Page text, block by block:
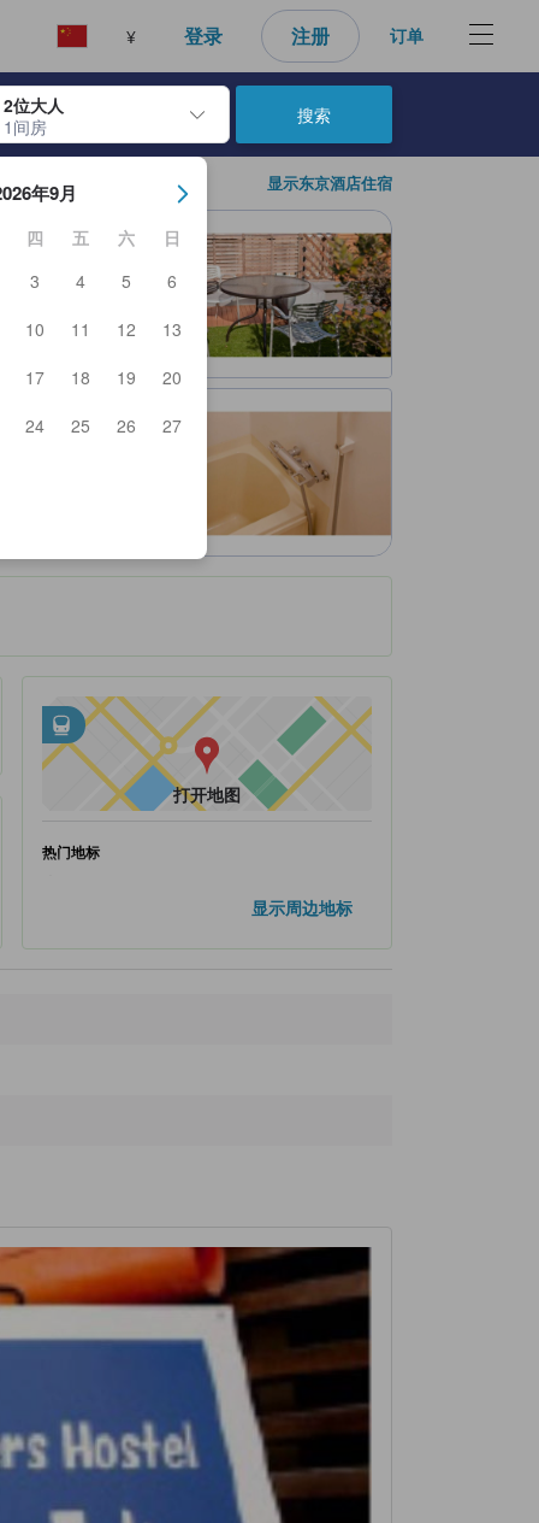
¥ 登录 注册 订单
2位大人
1间房
用 Enter 键选择日期后，入住日期将被选择。重复相同操作以选择
年9月
四 五 六
日
3 4 5
6
10 11 12
13
17 18 19
20
24 25 26
27
搜索
显示东京酒店住宿
tooltip
邻近交通
• 距地下铁-藏前站不到0.25公里
• 距地下铁-田原町站不到0.55公里
打开地图
热门地标
1.1公里
显示周边地标